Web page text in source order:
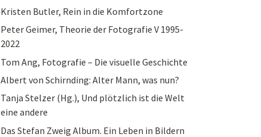
Kristen Butler, Rein in die Komfortzone
Peter Geimer, Theorie der Fotografie V 1995-
2022
Tom Ang, Fotografie – Die visuelle Geschichte
Albert von Schirnding: Alter Mann, was nun?
Tanja Stelzer (Hg.), Und plötzlich ist die Welt
eine andere
Das Stefan Zweig Album. Ein Leben in Bildern